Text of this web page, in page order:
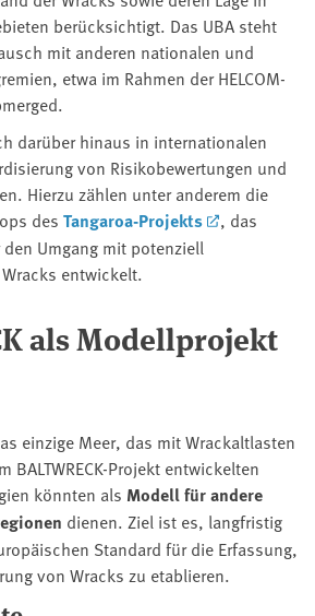
berücksichtigt. Das UBA steht
mit anderen nationalen und
etwa im Rahmen der HELCOM-
darüber hinaus in internationalen
von Risikobewertungen und
Hierzu zählen unter anderem die
des Tangaroa-Projekts
, das
Umgang mit potenziell
entwickelt.
als Modellprojekt
einzige Meer, das mit Wrackaltlasten
BALTWRECK-Projekt entwickelten
könnten als Modell für andere
dienen. Ziel ist es, langfristig
Standard für die Erfassung,
von Wracks zu etablieren.